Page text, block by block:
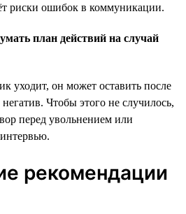
риски ошибок в коммуникации.
план действий на случай
уходит, он может оставить после
Чтобы этого не случилось,
перед увольнением или
рекомендации